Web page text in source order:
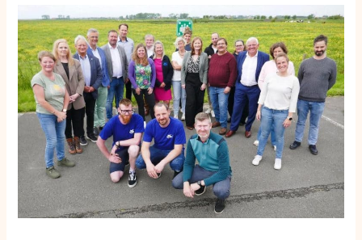
Digiscan
viert
eerste
verjaardag
met
grote
impact